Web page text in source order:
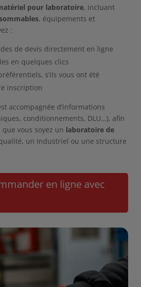
pour laboratoire, incluant
, équipements et
:
de devis directement en ligne
en quelques clics
s’ils vous ont été
inscription
accompagnée d’informations
conditionnements, DLU…), afin
vous soyez un laboratoire de
un industriel ou une structure
en ligne avec